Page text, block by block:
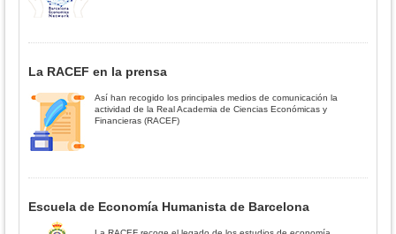
La RACEF en la prensa
Así han recogido los principales medios de comunicación la
actividad de la Real Academia de Ciencias Económicas y
Financieras (RACEF)
Escuela de Economía Humanista de Barcelona